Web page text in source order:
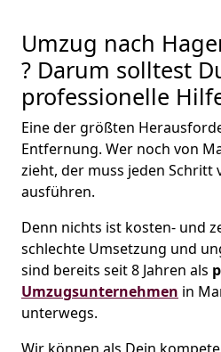
Umzug nach
? Darum solltest
professionelle
Eine der größten
Entfernung. Wer noch von
zieht, der muss jeden Schritt
ausführen.
Denn nichts ist kosten- und
schlechte Umsetzung und
sind bereits seit 8 Jahren als
Umzugsunternehmen in
unterwegs.